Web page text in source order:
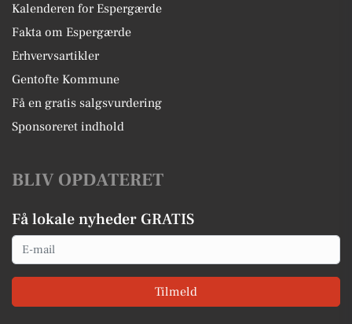
Kalenderen for Espergærde
Fakta om Espergærde
Erhvervsartikler
Gentofte Kommune
Få en gratis salgsvurdering
Sponsoreret indhold
BLIV OPDATERET
Få lokale nyheder GRATIS
Email
Tilmeld